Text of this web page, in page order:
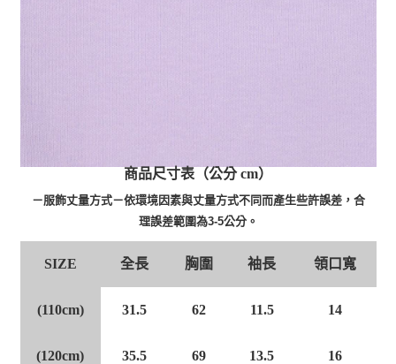
商品尺寸表（公分 cm）
－服飾丈量方式－依環境因素與丈量方式不同而產生些許誤差，合
理誤差範圍為3-5公分。
SIZE 全長 胸圍 袖長 領口寬
(110cm) 31.5 62 11.5 14
(120cm) 35.5 69 13.5 16